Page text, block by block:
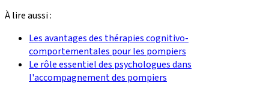
À lire aussi :
Les avantages des thérapies cognitivo-
comportementales pour les pompiers
Le rôle essentiel des psychologues dans
l'accompagnement des pompiers